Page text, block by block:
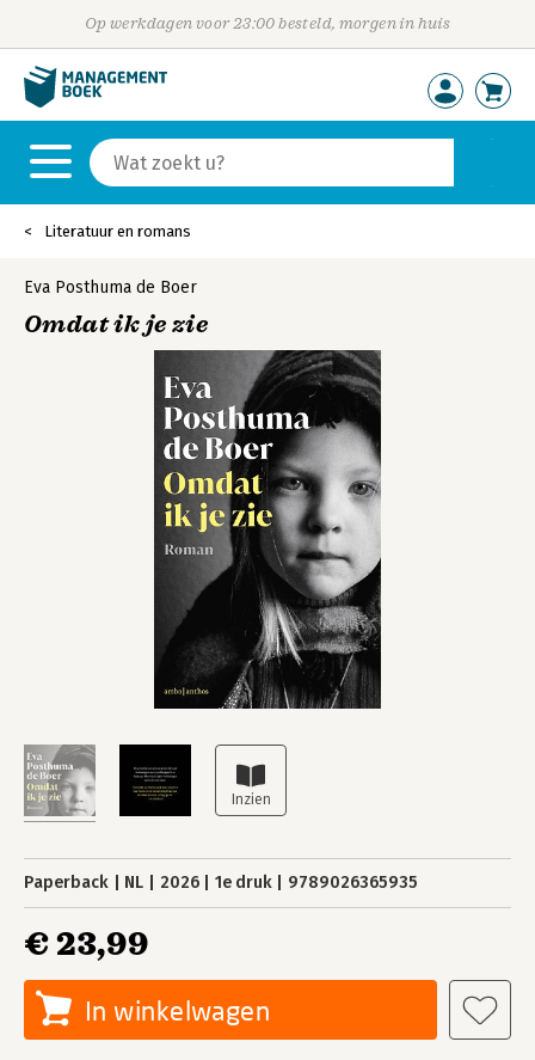
Op werkdagen voor 23:00 besteld, morgen in huis
Literatuur en romans
Eva Posthuma de Boer
Omdat ik je zie
Paperback NL 2026 1e druk 9789026365935
€ 23,99
In winkelwagen